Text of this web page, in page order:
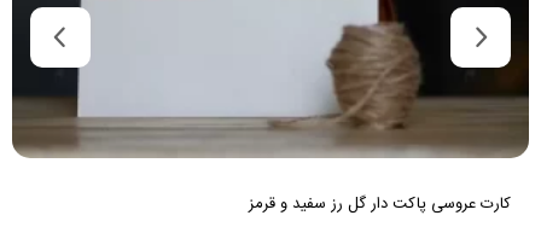
کارت عروسی کرافت پاکت دار رنگ کرمی